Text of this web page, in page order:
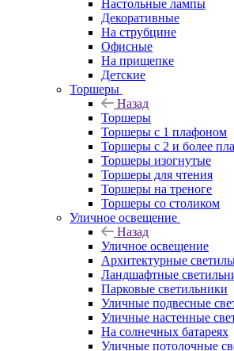
Настольные лампы
Декоративные
На струбцине
Офисные
На прищепке
Детские
Торшеры
Назад
Торшеры
Торшеры с 1 плафоном
Торшеры с 2 и более
Торшеры изогнутые
Торшеры для чтения
Торшеры на треноге
Торшеры со столиком
Уличное освещение
Назад
Уличное освещение
Архитектурные
Ландшафтные
Парковые светильники
Уличные подвесные
Уличные настенные
На солнечных батареях
Уличные потолочные